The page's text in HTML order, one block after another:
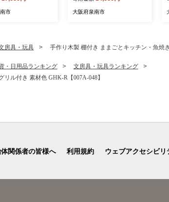
市 大阪府泉南市
房具・玩具 手作り木製 棚付き ままごとキッチン・魚焼
・日用品ランキング
文房具・玩具ランキング
ル付き 素材色 GHK-R【007A-048】
体関係者の皆様へ 利用規約 ウェブアクセシビリ